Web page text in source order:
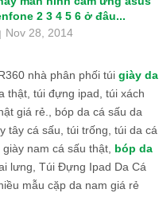
2 3 4 5 6 ở đâu...
Nov 28, 2014
nhà phân phối túi giày da
thật, túi đựng ipad, túi xách
giá rẻ., bóp da cá sấu da
tây cá sấu, túi trống, túi da cá
nam cá sấu thật, bóp da
lưng, Túi Đựng Ipad Da Cá
mẫu cặp da nam giá rẻ